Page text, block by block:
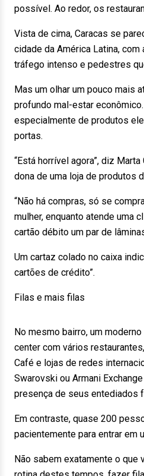
possível. Ao redor, os
Vista de cima, Caracas se
cidade da América Latina,
tráfego intenso e pedestres
Mas um olhar um pouco mais
profundo mal-estar
especialmente de produtos
portas.
“Está horrível agora”, diz
dona de uma loja de produtos
“Não há compras, só se
mulher, enquanto atende uma
cartão débito um par de
Um cartaz colado no caixa
cartões de crédito”.
Filas e mais filas
No mesmo bairro, um
center com vários
Café e lojas de redes
Swarovski ou Armani
presença de seus entediados
Em contraste, quase 200
pacientemente para entrar em
Não sabem exatamente o que